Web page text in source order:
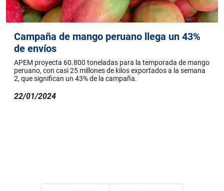
Campaña de mango peruano llega un 43%
de envíos
APEM proyecta 60.800 toneladas para la temporada de mango
peruano, con casi 25 millones de kilos exportados a la semana
2, que significan un 43% de la campaña.
22/01/2024